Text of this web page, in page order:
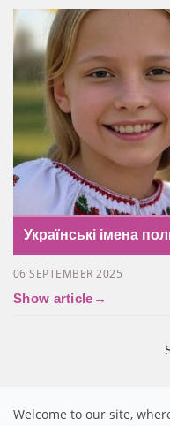
Українські імена
06 SEPTEMBER 2025
Show article →
Welcome to our site,